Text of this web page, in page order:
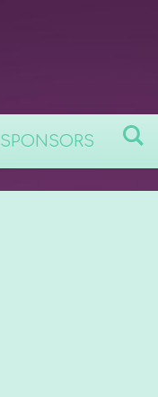
SPONSORS